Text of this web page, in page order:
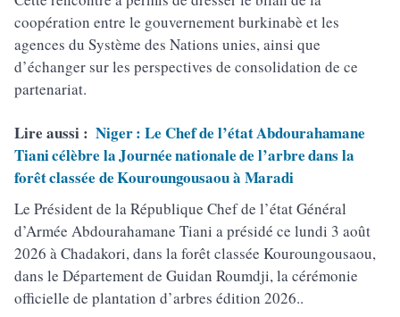
coopération entre le gouvernement burkinabè et les
agences du Système des Nations unies, ainsi que
d’échanger sur les perspectives de consolidation de ce
partenariat.
Lire aussi : Niger : Le Chef de l’état Abdourahamane
Tiani célèbre la Journée nationale de l’arbre dans la
forêt classée de Kouroungousaou à Maradi
Le Président de la République Chef de l’état Général
d’Armée Abdourahamane Tiani a présidé ce lundi 3 août
2026 à Chadakori, dans la forêt classée Kouroungousaou,
dans le Département de Guidan Roumdji, la cérémonie
officielle de plantation d’arbres édition 2026..